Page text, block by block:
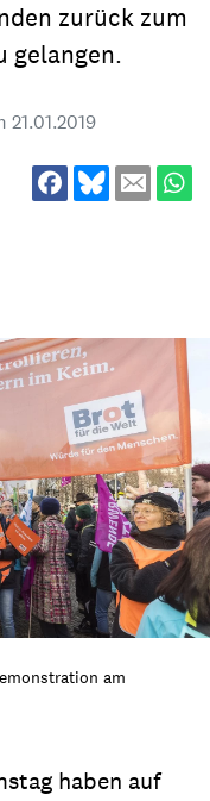
zurück zum
gelangen.
21.01.2019
am
haben auf